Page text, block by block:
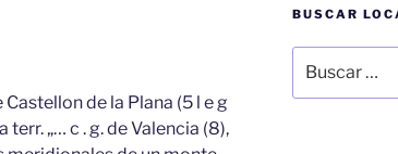
de la Plana (5 l e g
„… c . g. de Valencia (8),
BUSCAR
por: